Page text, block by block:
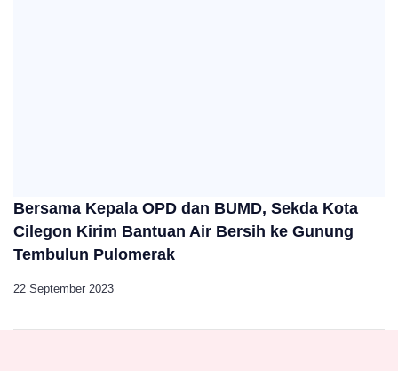
Bersama Kepala OPD dan BUMD, Sekda Kota
Cilegon Kirim Bantuan Air Bersih ke Gunung
Tembulun Pulomerak
22 September 2023